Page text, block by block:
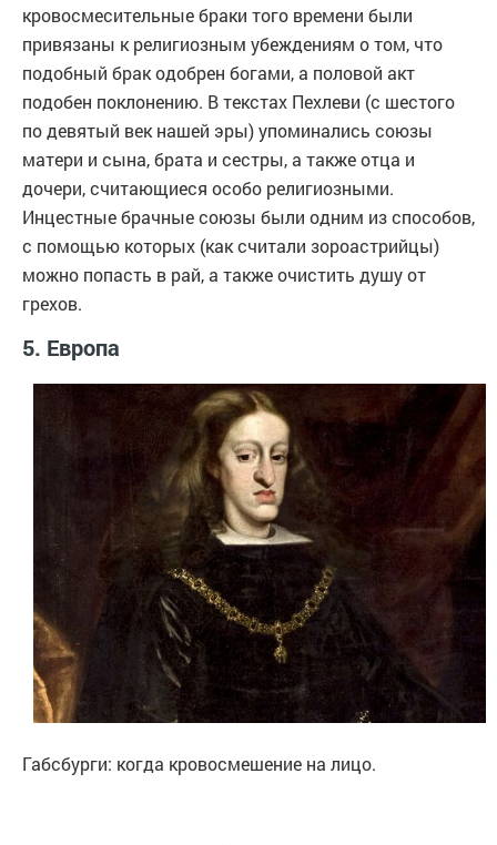
кровосмесительные браки того времени были
привязаны к религиозным убеждениям о том, что
подобный брак одобрен богами, а половой акт
подобен поклонению. В текстах Пехлеви (с шестого
по девятый век нашей эры) упоминались союзы
матери и сына, брата и сестры, а также отца и
дочери, считающиеся особо религиозными.
Инцестные брачные союзы были одним из способов,
с помощью которых (как считали зороастрийцы)
можно попасть в рай, а также очистить душу от
грехов.
5. Европа
Габсбурги: когда кровосмешение на лицо.